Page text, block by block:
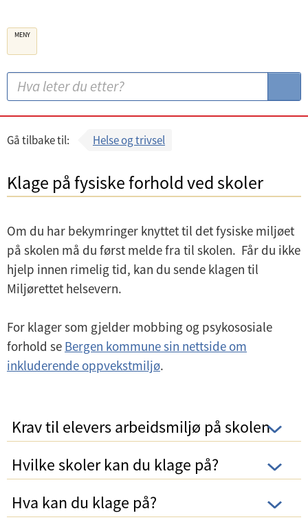
g
e
n
m
m
n
e
ø
k
:
S
ø
MENY
Gå tilbake til: Helse og trivsel
Klage på fysiske forhold ved skoler
Om du har bekymringer knyttet til det fysiske miljøet
på skolen må du først melde fra til skolen. Får du ikke
hjelp innen rimelig tid, kan du sende klagen til
Miljørettet helsevern.
For klager som gjelder mobbing og psykososiale
forhold se Bergen kommune sin nettside om
inkluderende oppvekstmiljø.
Krav til elevers arbeidsmiljø på skolen
Hvilke skoler kan du klage på?
Hva kan du klage på?